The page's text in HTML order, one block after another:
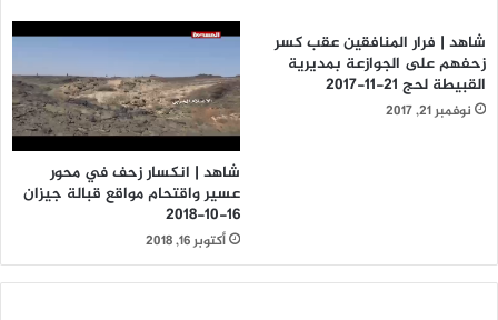
شاهد | فرار المنافقين عقب كسر
زحفهم على الجوازعة بمديرية
القبيطة لحج 21-11-2017
نوفمبر 21, 2017
شاهد | انكسار زحف في محور
عسير واقتحام مواقع قبالة جيزان
16-10-2018
أكتوبر 16, 2018